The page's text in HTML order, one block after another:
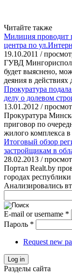
Читайте также
Милиция проводит
центра по
19.10.2011 /
ГУВД
будет выяснено,
деяния в
Прокуратура
делу о долевом
13.01.2012 /
Прокуратура
приговор по
жилого комплекса
Итоговый обзор
застройщикам в
28.02.2013 /
Портал Realt.by
городах
Анализировались
E-mail or username *
Пароль *
Request new
Log in
Разделы сайта